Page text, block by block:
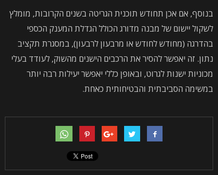
בנוסף, אם אכן תחודש תוכנית הגריטה בשנים הקרובות, מומלץ
לשקול יישום של מבנה מדורג הכולל הגדלת המענק הכספי
בהדרגה (מחודש לחודש או מרבעון לרבעון), במסגרת תקציב
נתון. זה יאפשר להסיר את הרכבים הישנים מהשוק, לעודד בעלי
מכוניות ישנות לגרוט, ובאופן כללי יאפשר יעילות רבה יותר
במשימה הסביבתית והבטיחותית כאחת.